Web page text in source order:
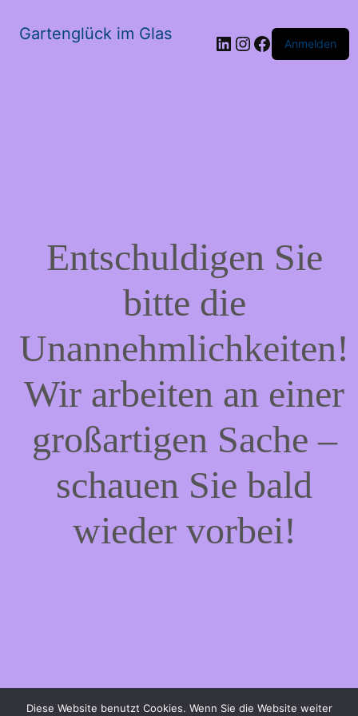
Gartenglück im Glas LinkedIn
Instagram
Facebook
Anmelden
Entschuldigen Sie
bitte die
Unannehmlichkeiten!
Wir arbeiten an einer
großartigen Sache –
schauen Sie bald
wieder vorbei!
Diese Website benutzt Cookies. Wenn Sie die Website weiter